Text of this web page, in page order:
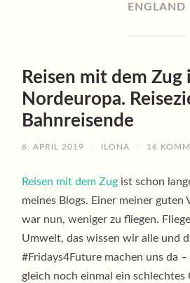
ENGLAND
Reisen mit dem Zug
Nordeuropa.
Bahnreisende
6. APRIL 2019 / ILONA / 16
Reisen mit dem Zug ist schon
meines Blogs. Einer meiner guten
war nun, weniger zu fliegen.
Umwelt, das wissen wir alle und
#Fridays4Future machen uns da
gleich noch einmal ein schlechtes